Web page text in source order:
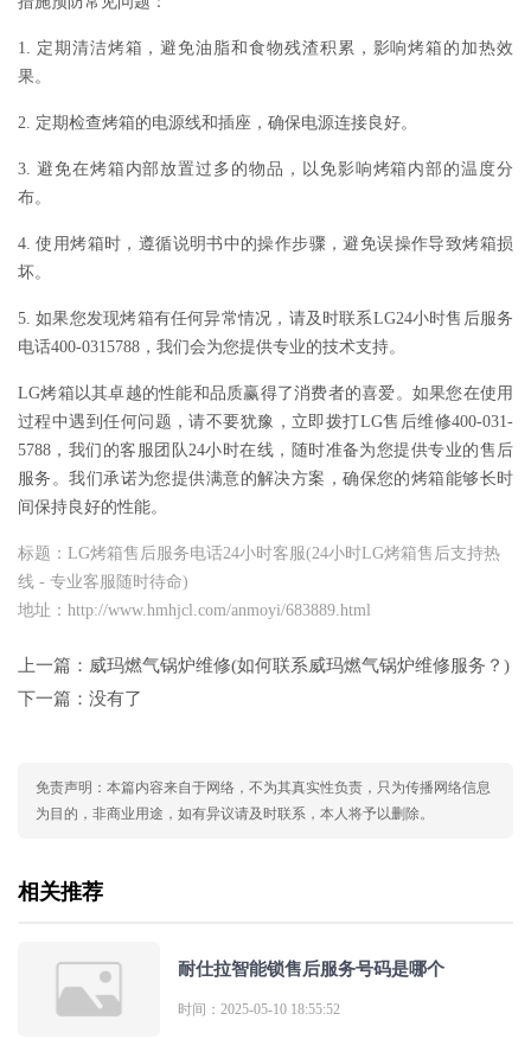
1. 定期清洁烤箱，避免油脂和食物残渣积累，影响烤箱的加热效
果。
2. 定期检查烤箱的电源线和插座，确保电源连接良好。
3. 避免在烤箱内部放置过多的物品，以免影响烤箱内部的温度分
布。
4. 使用烤箱时，遵循说明书中的操作步骤，避免误操作导致烤箱损
坏。
5. 如果您发现烤箱有任何异常情况，请及时联系LG24小时售后服务
电话400-0315788，我们会为您提供专业的技术支持。
LG烤箱以其卓越的性能和品质赢得了消费者的喜爱。如果您在使用
过程中遇到任何问题，请不要犹豫，立即拨打LG售后维修400-031-
5788，我们的客服团队24小时在线，随时准备为您提供专业的售后
服务。我们承诺为您提供满意的解决方案，确保您的烤箱能够长时
间保持良好的性能。
标题：LG烤箱售后服务电话24小时客服(24小时LG烤箱售后支持热
线 - 专业客服随时待命)
地址：http://www.hmhjcl.com/anmoyi/683889.html
上一篇： 威玛燃气锅炉维修(如何联系威玛燃气锅炉维修服务？)
下一篇：没有了
免责声明：本篇内容来自于网络，不为其真实性负责，只为传播网络信息
为目的，非商业用途，如有异议请及时联系，本人将予以删除。
相关推荐
耐仕拉智能锁售后服务号码是哪个
时间：2025-05-10 18:55:52